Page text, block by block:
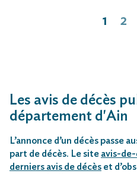
1 2
Les avis de décès
département d'Ain
L’annonce d’un décès passe
part de décès. Le site avis-
derniers avis de décès et